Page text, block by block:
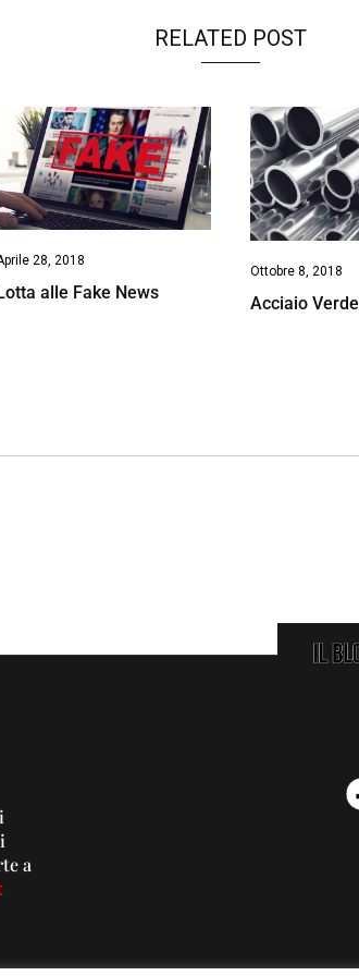
RELATED POST
28, 2018
alle Fake News
Ottobre 8, 2018
Acciaio Verde
a